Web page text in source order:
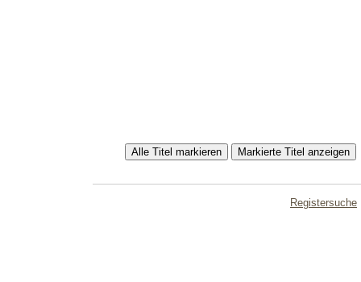
Registersuche